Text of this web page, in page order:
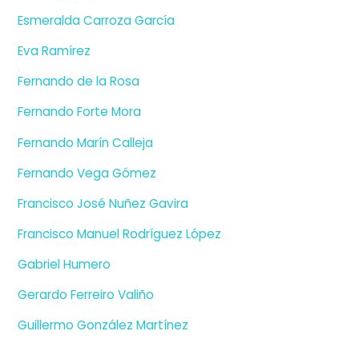
Esmeralda Carroza García
Eva Ramírez
Fernando de la Rosa
Fernando Forte Mora
Fernando Marín Calleja
Fernando Vega Gómez
Francisco José Nuñez Gavira
Francisco Manuel Rodríguez López
Gabriel Humero
Gerardo Ferreiro Valiño
Guillermo González Martínez